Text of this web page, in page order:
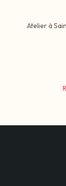
Atelier à